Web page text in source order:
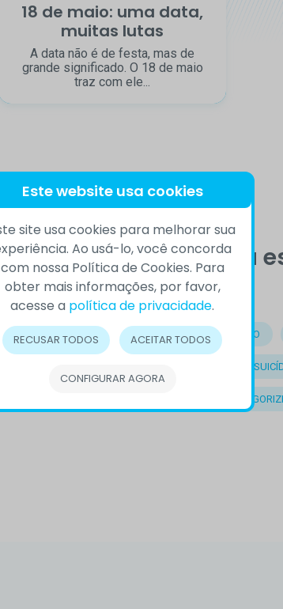
18 de maio: uma data,
muitas lutas
A data não é de festa, mas de
grande significado. O 18 de maio
traz com ele...
que procurava, veja
ESTAR COMPORTAMENTO COMPREENSÃO
PREVENÇÃO DO
Este website usa cookies
site usa cookies para melhorar sua
Ao usá-lo, você concorda
com nossa Política de Cookies. Para
obter mais informações, por favor,
acesse a política de privacidade.
RECUSAR TODOS ACEITAR TODOS
CONFIGURAR AGORA